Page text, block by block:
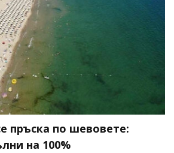
пръска по шевовете:
на 100%